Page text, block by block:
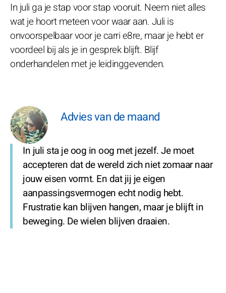
In juli ga je stap voor stap vooruit. Neem niet alles
wat je hoort meteen voor waar aan. Juli is
onvoorspelbaar voor je carri e8re, maar je hebt er
voordeel bij als je in gesprek blijft. Blijf
onderhandelen met je leidinggevenden.
Advies van de maand
In juli sta je oog in oog met jezelf. Je moet
accepteren dat de wereld zich niet zomaar naar
jouw eisen vormt. En dat jij je eigen
aanpassingsvermogen echt nodig hebt.
Frustratie kan blijven hangen, maar je blijft in
beweging. De wielen blijven draaien.